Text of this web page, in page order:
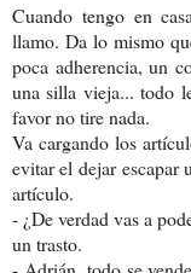
Cuando tengo en
llamo. Da lo mismo
poca adherencia, un
una silla vieja... todo
favor no tire nada.
Va cargando los
evitar el dejar escapar
artículo.
- ¿De verdad vas a
un trasto.